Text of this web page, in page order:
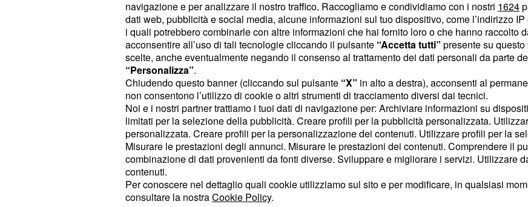
suoi punti di forza (quasi tutti a dire la verità) e i punti dove
pecca leggermente (davvero pochi ma alla fine le differenze
le fanno i dettagli). Con l'S7 e con il G5 si cade in piedi,
qualsiasi sia la vostra scelta. In internet poi ci sono una
miriade di video comparative tra i due top di gamma e le
community sono un surplus.
Quale è lo smartphone migliore?
Lato software: non ci è piaciuta così tanto la touchwiz di
Samsung, anche se il lavoro di sviluppo e ottimizzazione sta
facendo passi da gigante rispetto ai modelli precedenti. Il G5
si presenta alleggerito di varie applicazioni inutili per un
navigazione e per analizzare il nostro traffico. Raccogliamo e condividiamo con i nostri 1624
dati web, pubblicità e social media, alcune informazioni sul tuo dispositivo, come l’indirizzo
i quali potrebbero combinarle con altre informazioni che hai fornito loro o che hanno raccolto
acconsentire all’uso di tali tecnologie cliccando il pulsante “Accetta tutti” presente su
scelte, anche eventualmente negando il consenso al trattamento dei dati personali da parte
“Personalizza”.
Chiudendo questo banner (cliccando sul pulsante “X” in alto a destra), acconsenti al
non consentono l’utilizzo di cookie o altri strumenti di tracciamento diversi dai tecnici.
Noi e i nostri partner trattiamo i tuoi dati di navigazione per: Archiviare informazioni su
limitati per la selezione della pubblicità. Creare profili per la pubblicità personalizzata.
personalizzata. Creare profili per la personalizzazione dei contenuti. Utilizzare profili per la
Misurare le prestazioni degli annunci. Misurare le prestazioni dei contenuti. Comprendere il
combinazione di dati provenienti da fonti diverse. Sviluppare e migliorare i servizi. Utilizzare
contenuti.
Per conoscere nel dettaglio quali cookie utilizziamo sul sito e per modificare, in qualsiasi
consultare la nostraCookie Policy.